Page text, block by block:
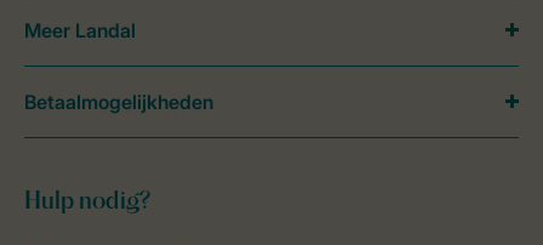
Hulp nodig?
Meer Landal
Betaalmogelijkheden